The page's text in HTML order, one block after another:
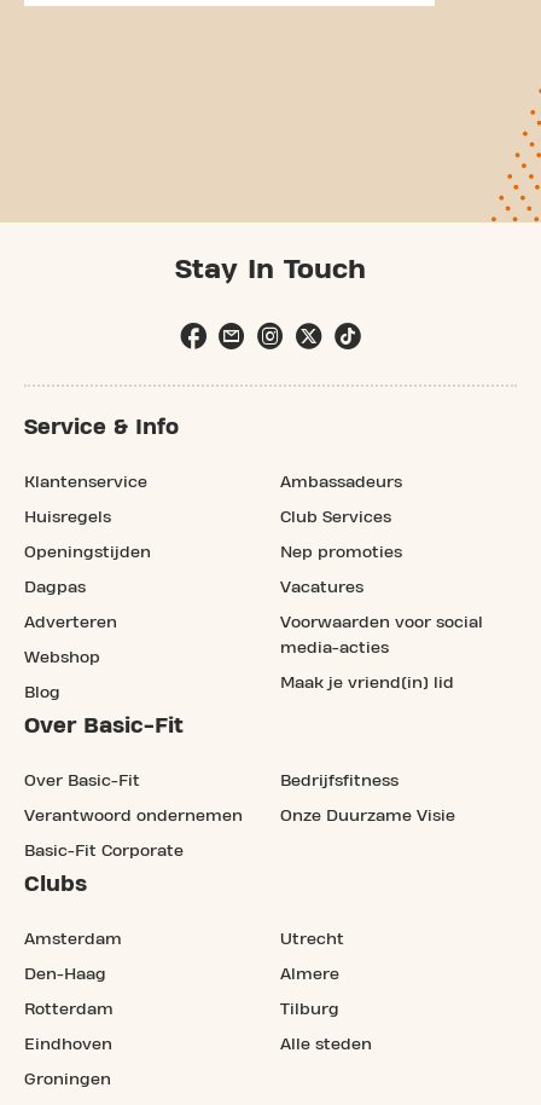
Stay In Touch
Service & Info
Klantenservice
Huisregels
Openingstijden
Dagpas
Adverteren
Webshop
Blog
Ambassadeurs
Club Services
Nep promoties
Vacatures
Voorwaarden voor social
media-acties
Maak je vriend(in) lid
Over Basic-Fit
Over Basic-Fit
Verantwoord ondernemen
Basic-Fit Corporate
Bedrijfsfitness
Onze Duurzame Visie
Clubs
Amsterdam
Den-Haag
Rotterdam
Eindhoven
Groningen
Utrecht
Almere
Tilburg
Alle steden